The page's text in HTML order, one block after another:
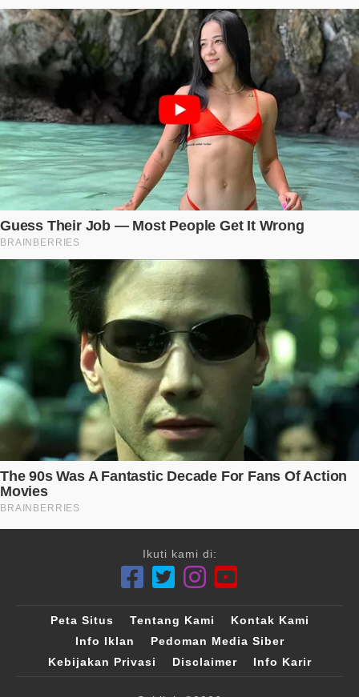
Ikuti kami di:
Peta Situs Tentang Kami
Kontak Kami
Info Iklan
Pedoman Media Siber
Kebijakan Privasi
Disclaimer Info Karir